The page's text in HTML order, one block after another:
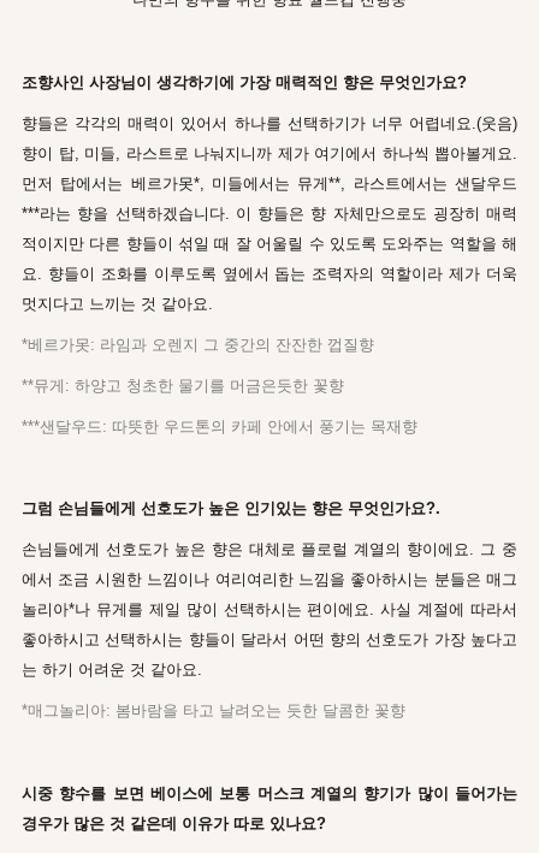
조향사인 사장님이 생각하기에 가장 매력적인 향은 무엇인가요?
향들은 각각의 매력이 있어서 하나를 선택하기가 너무 어렵네요.(웃음)
향이 탑, 미들, 라스트로 나눠지니까 제가 여기에서 하나씩 뽑아볼게요.
먼저 탑에서는 베르가못*, 미들에서는 뮤게**, 라스트에서는 샌달우드
***라는 향을 선택하겠습니다. 이 향들은 향 자체만으로도 굉장히 매력
적이지만 다른 향들이 섞일 때 잘 어울릴 수 있도록 도와주는 역할을 해
요. 향들이 조화를 이루도록 옆에서 돕는 조력자의 역할이라 제가 더욱
멋지다고 느끼는 것 같아요.
*베르가못: 라임과 오렌지 그 중간의 잔잔한 껍질향
**뮤게: 하양고 청초한 물기를 머금은듯한 꽃향
***샌달우드: 따뜻한 우드톤의 카페 안에서 풍기는 목재향
그럼 손님들에게 선호도가 높은 인기있는 향은 무엇인가요?.
손님들에게 선호도가 높은 향은 대체로 플로럴 계열의 향이에요. 그 중
에서 조금 시원한 느낌이나 여리여리한 느낌을 좋아하시는 분들은 매그
놀리아*나 뮤게를 제일 많이 선택하시는 편이에요. 사실 계절에 따라서
좋아하시고 선택하시는 향들이 달라서 어떤 향의 선호도가 가장 높다고
는 하기 어려운 것 같아요.
*매그놀리아: 봄바람을 타고 날려오는 듯한 달콤한 꽃향
시중 향수를 보면 베이스에 보통 머스크 계열의 향기가 많이 들어가는
경우가 많은 것 같은데 이유가 따로 있나요?